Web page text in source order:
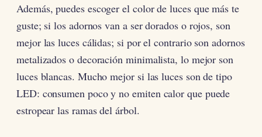
Además, puedes escoger el color de luces que más te
guste; si los adornos van a ser dorados o rojos, son
mejor las luces cálidas; si por el contrario son adornos
metalizados o decoración minimalista, lo mejor son
luces blancas. Mucho mejor si las luces son de tipo
LED: consumen poco y no emiten calor que puede
estropear las ramas del árbol.